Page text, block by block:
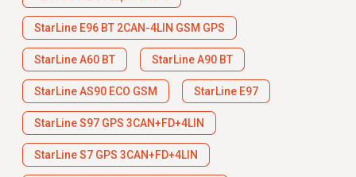
StarLine E96 BT 2CAN-4LIN GSM GPS
StarLine A60 BT StarLine A90 BT
StarLine AS90 ECO GSM StarLine E97
StarLine S97 GPS 3CAN+FD+4LIN
StarLine S7 GPS 3CAN+FD+4LIN